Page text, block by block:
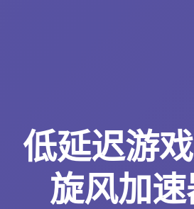
低延迟游
旋风加